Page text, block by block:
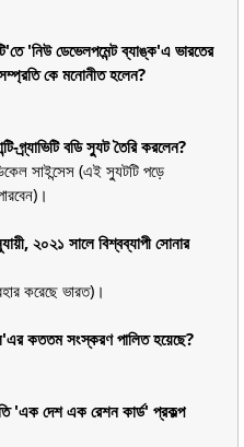
'নিউ ডেভেলপমেন্ট ব্যাঙ্ক'এ ভারতের
কে মনোনীত হলেন?
গ্র্যাভিটি বডি স্যুট তৈরি করলেন?
সাইন্সেস (এই স্যুটটি পড়ে
২০২১ সালে বিশ্বব্যাপী সোনার
করেছে ভারত)।
কততম সংস্করণ পালিত হয়েছে?
'এক দেশ এক রেশন কার্ড' প্রকল্প